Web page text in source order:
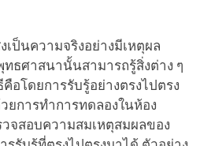
เป็นความจริงอย่างมีเหตุผล
ธศาสนานั้นสามารถรู้สิ่งต่าง ๆ
อโดยการรับรู้อย่างตรงไปตรง
ยการทำการทดลองในห้อง
จสอบความสมเหตุสมผลของ